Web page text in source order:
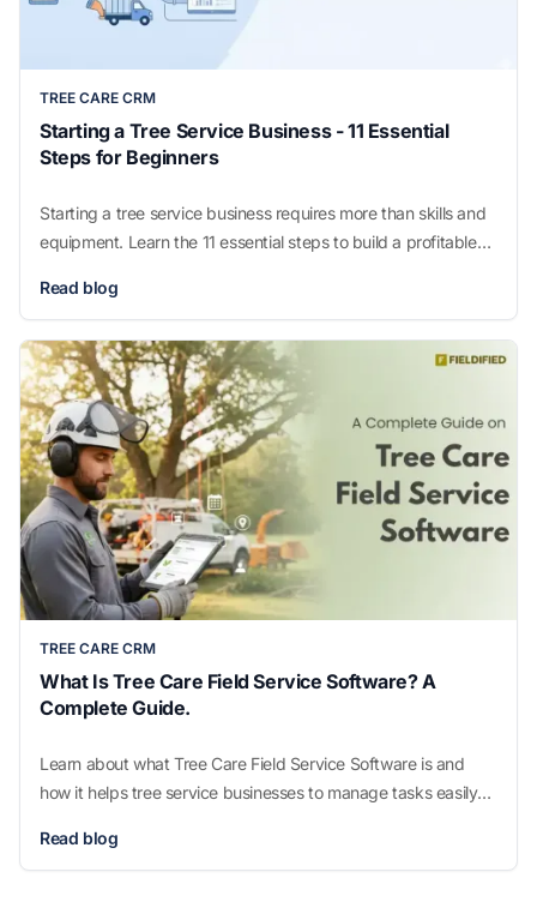
TREE CARE CRM
Starting a Tree Service Business - 11 Essential
Steps for Beginners
Starting a tree service business requires more than skills and
equipment. Learn the 11 essential steps to build a profitable
Read blog
TREE CARE CRM
What Is Tree Care Field Service Software? A
Complete Guide.
Learn about what Tree Care Field Service Software is and
how it helps tree service businesses to manage tasks easily
Read blog